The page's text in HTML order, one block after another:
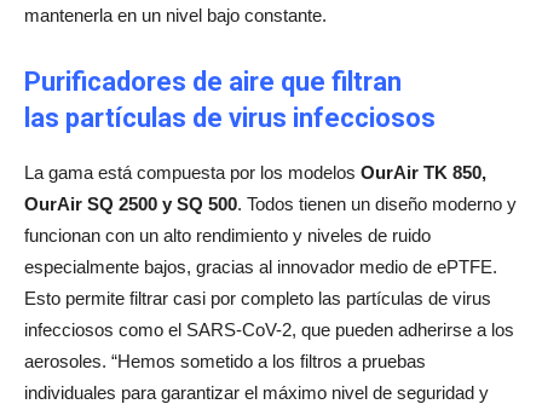
mantenerla en un nivel bajo constante.
Purificadores de aire que filtran
las partículas de virus infecciosos
La gama está compuesta por los modelos OurAir TK 850,
OurAir SQ 2500 y SQ 500. Todos tienen un diseño moderno y
funcionan con un alto rendimiento y niveles de ruido
especialmente bajos, gracias al innovador medio de ePTFE.
Esto permite filtrar casi por completo las partículas de virus
infecciosos como el SARS-CoV-2, que pueden adherirse a los
aerosoles. “Hemos sometido a los filtros a pruebas
individuales para garantizar el máximo nivel de seguridad y